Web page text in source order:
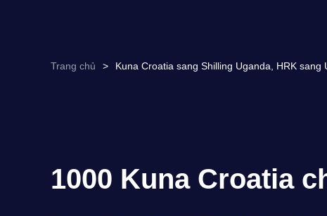
Trang chủ > Kuna Croatia sang Shilling Uganda, HRK sang
1000 Kuna Croatia